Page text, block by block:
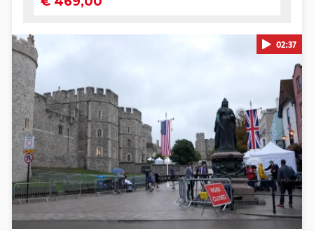
Pokretanje videa...
02:37